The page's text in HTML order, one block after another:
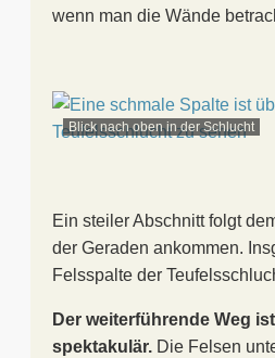
wenn man die Wände
Blick nach oben in der Schlucht
Ein steiler Abschnitt folgt
der Geraden ankommen.
Felsspalte der
Der weiterführende Weg
spektakulär. Die Felsen